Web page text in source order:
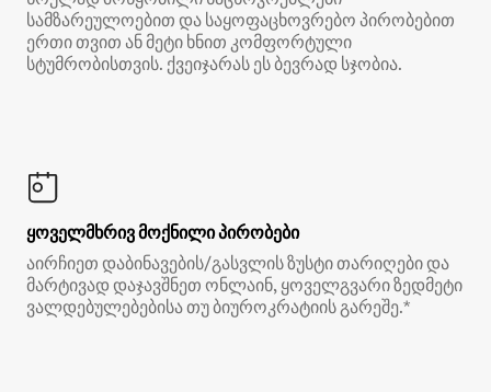
სამზარეულოებით და საყოფაცხოვრებო პირობებით
ერთი თვით ან მეტი ხნით კომფორტული
სტუმრობისთვის. ქვეიჯარას ეს ბევრად სჯობია.
ყოველმხრივ მოქნილი პირობები
აირჩიეთ დაბინავების/გასვლის ზუსტი თარიღები და
მარტივად დაჯავშნეთ ონლაინ, ყოველგვარი ზედმეტი
ვალდებულებებისა თუ ბიუროკრატიის გარეშე.*